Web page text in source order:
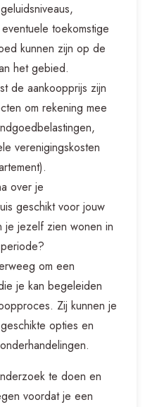
toekomstige
kunnen zijn op de
het gebied.
de aankoopprijs zijn
om rekening mee
verenigingskosten
over je
geschikt voor jouw
je jezelf zien wonen in
om een
je kan begeleiden
Zij kunnen je
opties en
te doen en
voordat je een